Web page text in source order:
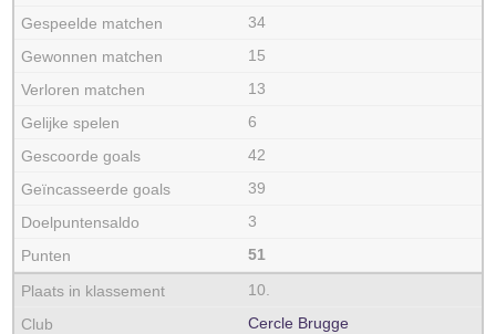
34
15
13
6
42
39
3
51
10.
Cercle Brugge